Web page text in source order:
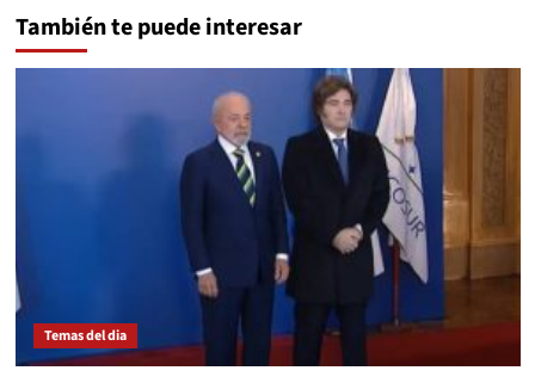
También te puede interesar
Temas del dia